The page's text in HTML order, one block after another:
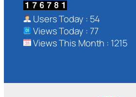
Users Today : 54
Views Today : 77
Views This Month : 1215